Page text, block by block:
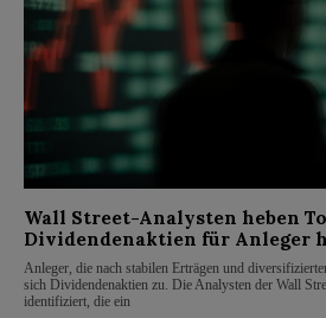
Wall Street-Analysten heben
Dividendenaktien für Anleger
Anleger, die nach stabilen Erträgen und
sich Dividendenaktien zu. Die Analysten der Wall
identifiziert, die ein